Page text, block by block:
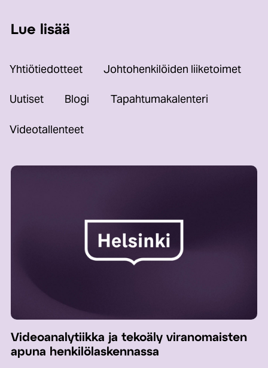
Lue lisää
Yhtiötiedotteet Johtohenkilöiden liiketoimet
Uutiset Blogi Tapahtumakalenteri
Videotallenteet
Videoanalytiikka ja tekoäly viranomaisten
apuna henkilölaskennassa